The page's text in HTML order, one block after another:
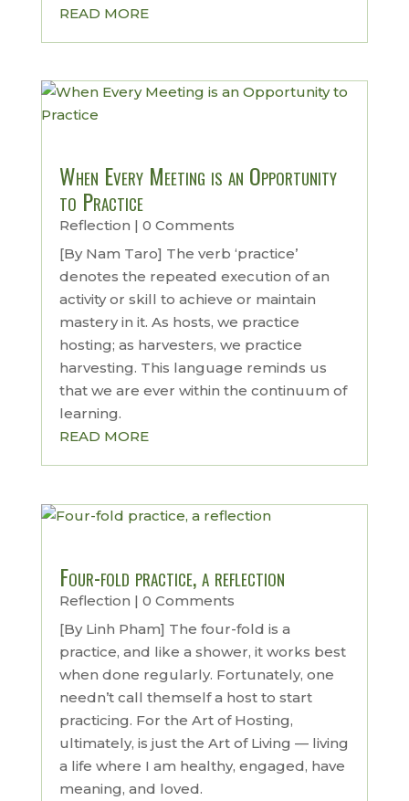
READ MORE
When Every Meeting is an Opportunity
to Practice
Reflection | 0 Comments
[By Nam Taro] The verb ‘practice’
denotes the repeated execution of an
activity or skill to achieve or maintain
mastery in it. As hosts, we practice
hosting; as harvesters, we practice
harvesting. This language reminds us
that we are ever within the continuum of
learning.
READ MORE
Four-fold practice, a reflection
Reflection | 0 Comments
[By Linh Pham] The four-fold is a
practice, and like a shower, it works best
when done regularly. Fortunately, one
needn’t call themself a host to start
practicing. For the Art of Hosting,
ultimately, is just the Art of Living — living
a life where I am healthy, engaged, have
meaning, and loved.